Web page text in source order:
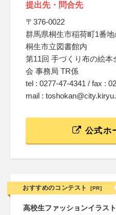
提出先・問合先
〒376-0022
群馬県桐生市稲荷町1番地
桐生市立図書館内
第11回 手づくり布の絵本
会 事務局 TR係
tel : 0277-47-4341 / fax :
mail :
公式ホ
おすすめのコンテスト [PR]
高校生ファッションイラス